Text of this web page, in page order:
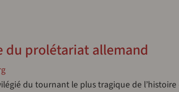
du prolétariat allemand
du tournant le plus tragique de